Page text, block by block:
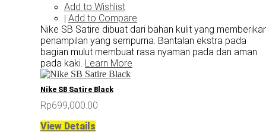
Add to Wishlist
| Add to Compare
Nike SB Satire dibuat dari bahan kulit yang
penampilan yang sempurna. Bantalan ekstra pada
bagian mulut membuat rasa nyaman pada dan aman
pada kaki. Learn More
Nike SB Satire Black
Rp699,000.00
View Details